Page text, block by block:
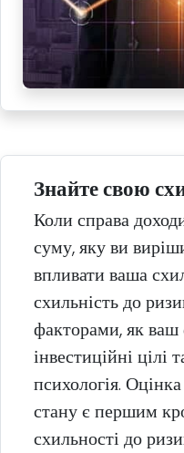
Знайте свою
Коли справа
суму, яку ви
впливати ваша
схильність до
факторами, як ваш
інвестиційні цілі
психологія.
стану є першим
схильності до